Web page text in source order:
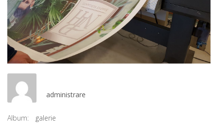
administrare
Album: galerie